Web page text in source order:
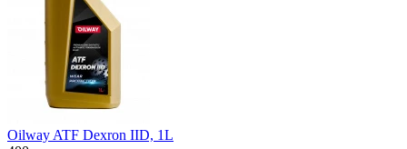
Oilway ATF Dexron IID, 1L